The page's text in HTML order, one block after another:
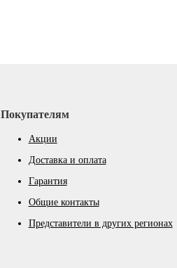
Покупателям
Акции
Доставка и оплата
Гарантия
Общие контакты
Представители в других регионах